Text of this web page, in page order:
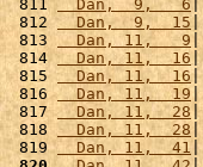
811
  Dan,  9,   6
812
  Dan,  9,  15
813
  Dan, 11,   9
814
  Dan, 11,  16
815
  Dan, 11,  16
|
816
  Dan, 11,  19
817
  Dan, 11,  28
818
  Dan, 11,  28
819
  Dan, 11,  41